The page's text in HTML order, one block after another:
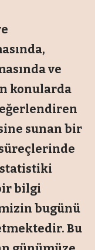
ve
konularda
sunan bir
bilgi
bugünü
Bu